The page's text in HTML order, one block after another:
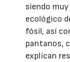
siendo
ecológico
fósil, así
pantanos,
explican